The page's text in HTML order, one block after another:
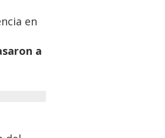
en
a